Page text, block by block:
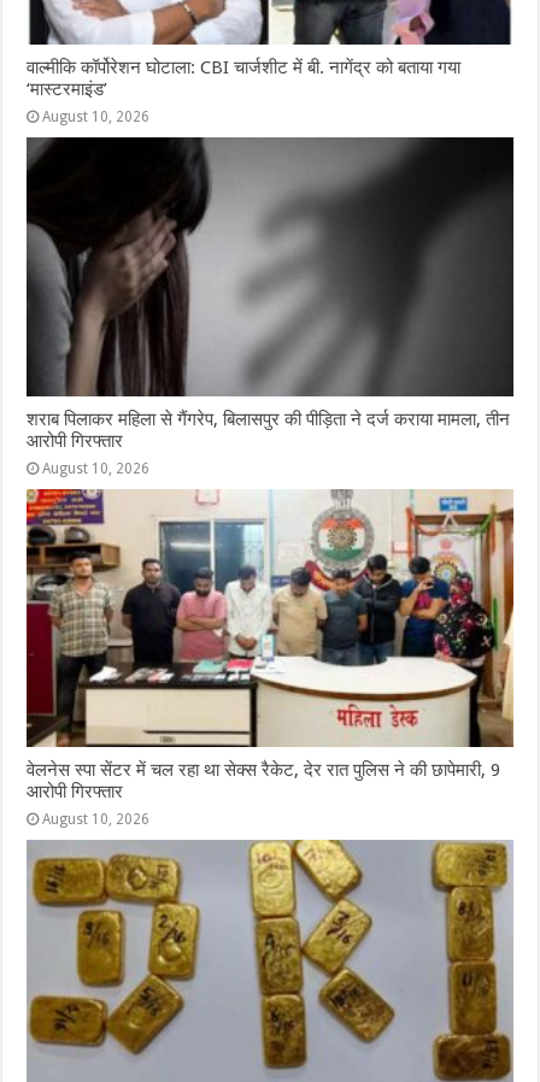
वाल्मीकि कॉर्पोरेशन घोटाला: CBI चार्जशीट में बी. नागेंद्र को बताया गया
‘मास्टरमाइंड’
August 10, 2026
शराब पिलाकर महिला से गैंगरेप, बिलासपुर की पीड़िता ने दर्ज कराया मामला, तीन
आरोपी गिरफ्तार
August 10, 2026
वेलनेस स्पा सेंटर में चल रहा था सेक्स रैकेट, देर रात पुलिस ने की छापेमारी, 9
आरोपी गिरफ्तार
August 10, 2026